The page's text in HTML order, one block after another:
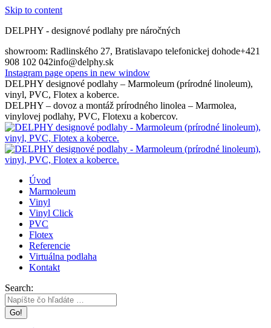
Skip to content
DELPHY - designové podlahy pre náročných
showroom: Radlinského 27, Bratislavapo telefonickej dohode+421
908 102 042info@delphy.sk
Instagram page opens in new window
DELPHY designové podlahy – Marmoleum (prírodné linoleum),
vinyl, PVC, Flotex a koberce.
DELPHY – dovoz a montáž prírodného linolea – Marmolea,
vinylovej podlahy, PVC, Flotexu a kobercov.
Úvod
Marmoleum
Vinyl
Vinyl Click
PVC
Flotex
Referencie
Virtuálna podlaha
Kontakt
Search: